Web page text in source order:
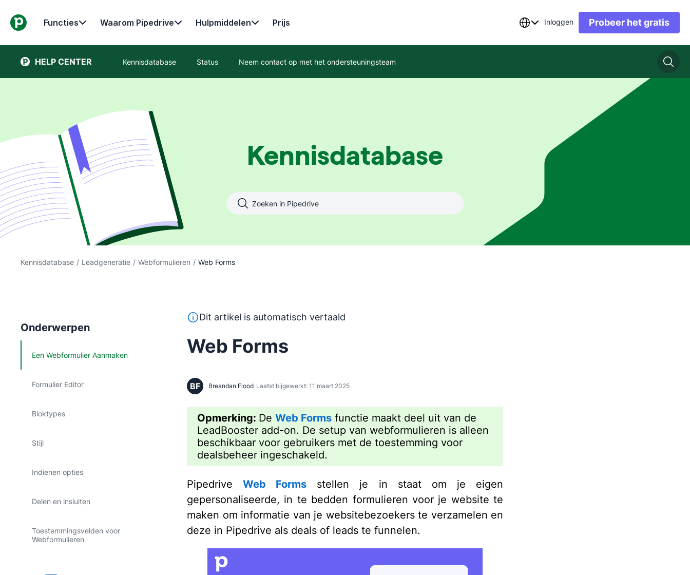
Functies Waarom Pipedrive Hulpmiddelen Prijs Inloggen Probeer het gratis
HELP CENTER Kennisdatabase Status Neem contact op met het ondersteuningsteam
Kennisdatabase
Kennisdatabase / Leadgeneratie / Webformulieren / Web Forms
Onderwerpen
Een Webformulier Aanmaken
Formulier Editor
Bloktypes
Stijl
Indienen opties
Delen en insluiten
Toestemmingsvelden voor
Webformulieren
Deze tekst is automatisch vertaald uit het Engels, zonder inbreng van een persoon. De tekst kan onnauwkeurigheden of
Dit artikel is automatisch vertaald
Web Forms
BF Breandan Flood Laatst bijgewerkt: 11 maart 2025
Opmerking: De Web Forms functie maakt deel uit van de
LeadBooster add-on. De setup van webformulieren is alleen
beschikbaar voor gebruikers met de toestemming voor
dealsbeheer ingeschakeld.
PipedriveWeb Forms stellen je in staat om je eigen
gepersonaliseerde, in te bedden formulieren voor je website te
maken om informatie van je websitebezoekers te verzamelen en
deze in Pipedrive als deals of leads te funnelen.